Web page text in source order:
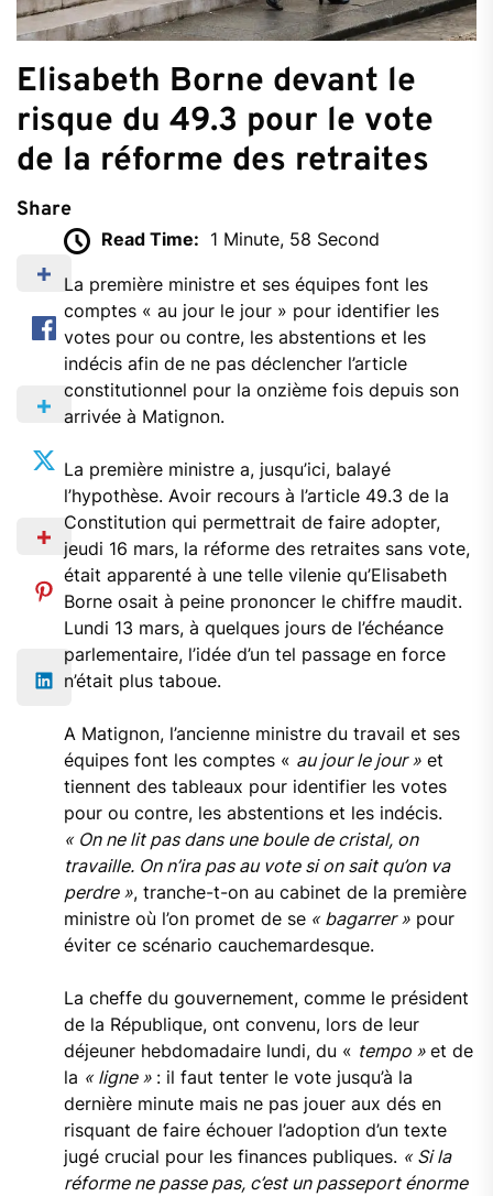
Elisabeth Borne devant le
risque du 49.3 pour le vote
de la réforme des retraites
Share
Read Time: 1 Minute, 58 Second
La première ministre et ses équipes font les
comptes « au jour le jour » pour identifier les
votes pour ou contre, les abstentions et les
indécis afin de ne pas déclencher l’article
constitutionnel pour la onzième fois depuis son
arrivée à Matignon.
La première ministre a, jusqu’ici, balayé
l’hypothèse. Avoir recours à l’article 49.3 de la
Constitution qui permettrait de faire adopter,
jeudi 16 mars, la réforme des retraites sans vote,
était apparenté à une telle vilenie qu’Elisabeth
Borne osait à peine prononcer le chiffre maudit.
Lundi 13 mars, à quelques jours de l’échéance
parlementaire, l’idée d’un tel passage en force
n’était plus taboue.
A Matignon, l’ancienne ministre du travail et ses
équipes font les comptes « au jour le jour »et
tiennent des tableaux pour identifier les votes
pour ou contre, les abstentions et les indécis.
« On ne lit pas dans une boule de cristal, on
travaille. On n’ira pas au vote si on sait qu’on va
perdre », tranche-t-on au cabinet de la première
ministre où l’on promet de se« bagarrer »pour
éviter ce scénario cauchemardesque.
La cheffe du gouvernement, comme le président
de la République, ont convenu, lors de leur
déjeuner hebdomadaire lundi, du « tempo » et de
la « ligne » : il faut tenter le vote jusqu’à la
dernière minute mais ne pas jouer aux dés en
risquant de faire échouer l’adoption d’un texte
jugé crucial pour les finances publiques. « Si la
réforme ne passe pas, c’est un passeport énorme